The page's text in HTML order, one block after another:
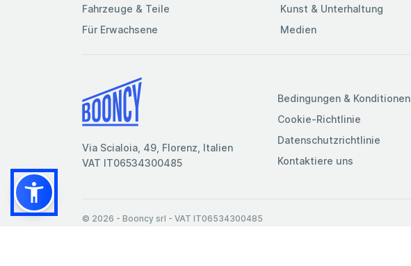
Fahrzeuge & Teile
Für Erwachsene
Kunst & Unterhaltung
Medien
Via Scialoia, 49, Florenz, Italien
VAT IT06534300485
Bedingungen & Konditionen
Cookie-Richtlinie
Datenschutzrichtlinie
Kontaktiere uns
© 2026 - Booncy srl - VAT IT06534300485